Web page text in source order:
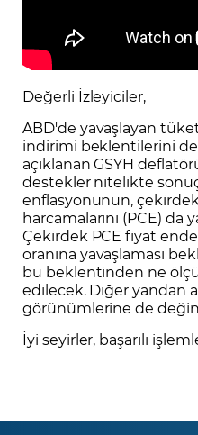
Değerli İzleyiciler,
ABD'de yavaşlayan
indirimi beklentilerini
açıklanan GSYH
destekler nitelikte
enflasyonunun,
harcamalarını (PCE) da
Çekirdek PCE fiyat
oranına yavaşlaması
bu beklentinden ne
edilecek. Diğer yandan
görünümlerine de
İyi seyirler, başarılı